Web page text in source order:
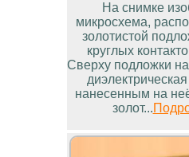
На снимке
микросхема,
золотистой
круглых
Сверху подложки
нанесенным на
золот...